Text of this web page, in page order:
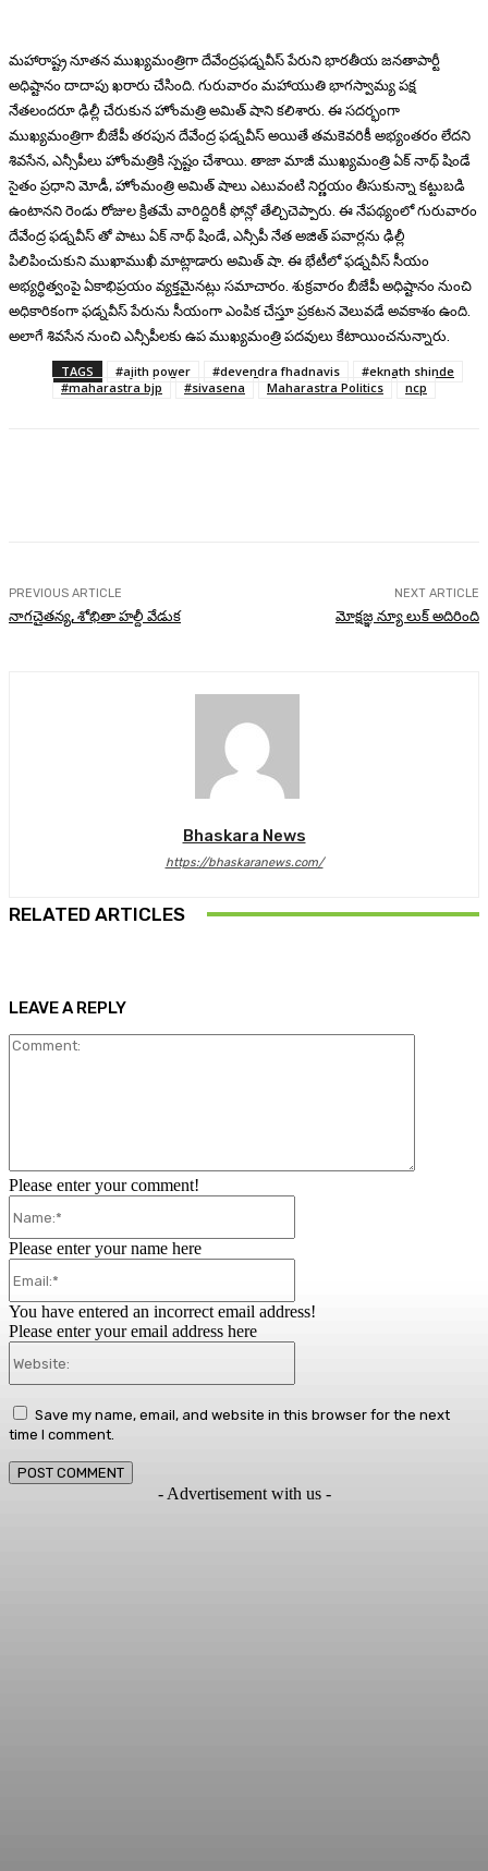
మహారాష్ట్ర నూతన ముఖ్యమంత్రిగా దేవేంద్రఫడ్నవీస్ పేరుని భారతీయ జనతాపార్టీ
అధిష్టానం దాదాపు ఖరారు చేసింది. గురువారం మహాయుతి భాగస్వామ్య పక్ష
నేతలందరూ ఢిల్లీ చేరుకున హోంమత్రి అమిత్ షాని కలిశారు. ఈ సదర్భంగా
ముఖ్యమంత్రిగా బీజేపీ తరపున దేవేంద్ర ఫడ్నవీస్ అయితే తమకెవరికీ అభ్యంతరం లేదని
శివసేన, ఎన్సీపీలు హోంమత్రికి స్పష్టం చేశాయి. తాజా మాజీ ముఖ్యమంత్రి ఏక్ నాథ్ షిండే
సైతం ప్రధాని మోడీ, హోంమంత్రి అమిత్ షాలు ఎటువంటి నిర్ణయం తీసుకున్నా కట్టుబడి
ఉంటానని రెండు రోజుల క్రితమే వారిద్దిరికీ ఫోన్లో తేల్చిచెప్పారు. ఈ నేపథ్యంలో గురువారం
దేవేంద్ర ఫడ్నవీస్ తో పాటు ఏక్ నాథ్ షిండే, ఎన్సీపీ నేత అజిత్ పవార్లను ఢిల్లీ
పిలిపించుకుని ముఖాముఖీ మాట్లాడారు అమిత్ షా. ఈ భేటీలో ఫడ్నవీస్ సీయం
అభ్యర్ధిత్వంపై ఏకాభిప్రయం వ్యక్తమైనట్లు సమాచారం. శుక్రవారం బీజేపీ అధిష్టానం నుంచి
అధికారికంగా ఫడ్నవీస్ పేరును సీయంగా ఎంపిక చేస్తూ ప్రకటన వెలువడే అవకాశం ఉంది.
అలాగే శివసేన నుంచి ఎన్సీపీలకు ఉప ముఖ్యమంత్రి పదవులు కేటాయించనున్నారు.
TAGS #ajith power #devendra fhadnavis
#eknath shinde
#maharastra bjp
#sivasena Maharastra Politics ncp
PREVIOUS ARTICLE
నాగ‌చైత‌న్య‌, శోభితా హ‌ల్దీ వేడుక‌
NEXT ARTICLE
మోక్షజ్ఞ న్యూ లుక్ అదిరింది
Bhaskara News
https://bhaskaranews.com/
RELATED ARTICLES
LEAVE A REPLY
Please enter your comment!
Please enter your name here
You have entered an incorrect email address!
Please enter your email address here
Save my name, email, and website in this browser for the next
time I comment.
- Advertisement with us -